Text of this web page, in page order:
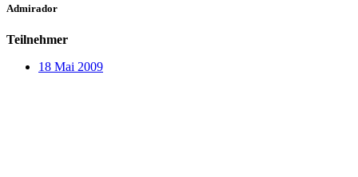
Admirador
Teilnehmer
18 Mai 2009